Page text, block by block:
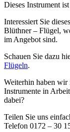
Dieses Instrument
Interessiert Sie
Blüthner – Flügel,
im Angebot sind.
Schauen Sie dazu
Flügeln.
Weiterhin haben wir
Instrumente in
dabei?
Teilen Sie uns
Telefon 0172 – 30